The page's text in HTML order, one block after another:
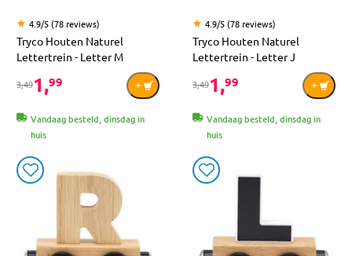
4.9/5 (78 reviews)
Tryco Houten Naturel
Lettertrein - Letter M
3,491,99
Vandaag besteld, dinsdag in
huis
4.9/5 (78 reviews)
Tryco Houten Naturel
Lettertrein - Letter J
3,491,99
Vandaag besteld, dinsdag in
huis